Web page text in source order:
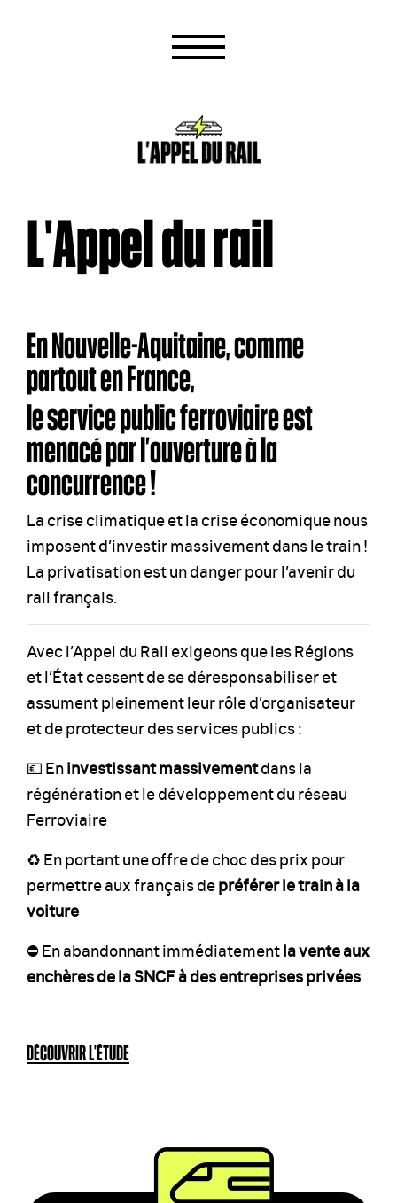
L'Appel du rail
En Nouvelle-Aquitaine, comme
partout en France,
le service public ferroviaire est
menacé par l’ouverture à la
concurrence !
La crise climatique et la crise économique nous
imposent d’investir massivement dans le train !
La privatisation est un danger pour l’avenir du
rail français.
Avec l’Appel du Rail exigeons que les Régions
et l’État cessent de se déresponsabiliser et
assument pleinement leur rôle d’organisateur
et de protecteur des services publics :
💶 Eninvestissant massivementdans la
régénération et le développement du réseau
Ferroviaire
♻️ En portant une offre de choc des prix pour
permettre aux français depréférer le train à la
voiture
⛔️ En abandonnant immédiatementla vente aux
enchères de la SNCF à des entreprises privées
DÉCOUVRIR L'ÉTUDE